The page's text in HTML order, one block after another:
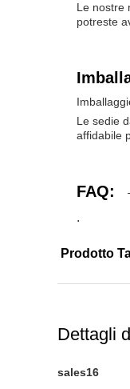
Le nostre
potreste
Le sedie
affidabile
FAQ:
.
Prodotto
Dettagli
sales16